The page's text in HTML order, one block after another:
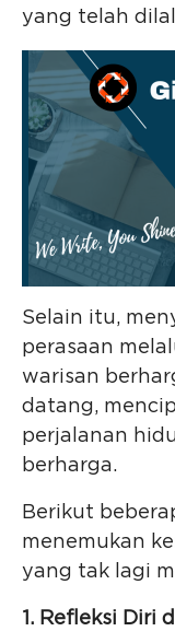
yang telah
Selain itu,
perasaan
warisan
datang,
perjalanan
berharga.
Berikut
menemukan
yang tak lagi
1. Refleksi Diri